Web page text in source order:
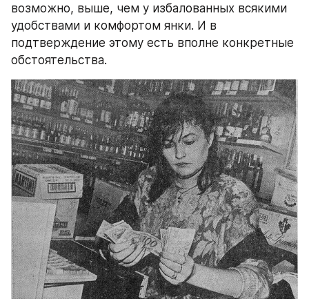
возможно, выше, чем у избалованных всякими
удобствами и комфортом янки. И в
подтверждение этому есть вполне конкретные
обстоятельства.